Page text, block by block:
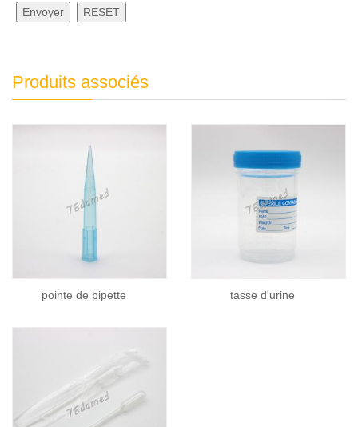
Envoyer RESET
Produits associés
pointe de pipette tasse d'urine